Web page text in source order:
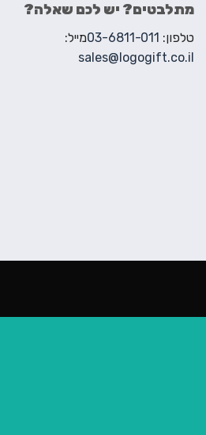
מתלבטים? יש לכם שאלה?
טלפון: 03-6811-011מייל:
sales@logogift.co.il